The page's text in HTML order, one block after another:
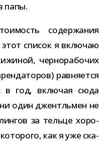
папы.
содер­жа­ния
спи­сок я вклю­чаю
чер­но­ра­бо­чих
рав­ня­ется
в год, вклю­чая сюда
один джентль­мен не
за тельце хоро­
как я уже ска­